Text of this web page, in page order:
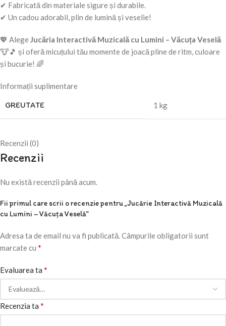
✔ Fabricată din materiale sigure și durabile.
✔ Un cadou adorabil, plin de lumină și veselie!
💖 AlegeJucăria Interactivă Muzicală cu Lumini – Văcuța Veselă
🐮🎵 și oferă micuțului tău momente de joacă pline de ritm, culoare
și bucurie! 🌈
Informații suplimentare
GREUTATE 1 kg
Recenzii (0)
Recenzii
Nu există recenzii până acum.
Fii primul care scrii o recenzie pentru „Jucărie Interactivă Muzicală
cu Lumini – Văcuța Veselă”
Adresa ta de email nu va fi publicată.Câmpurile obligatorii sunt
marcate cu *
Evaluarea ta *
Recenzia ta *